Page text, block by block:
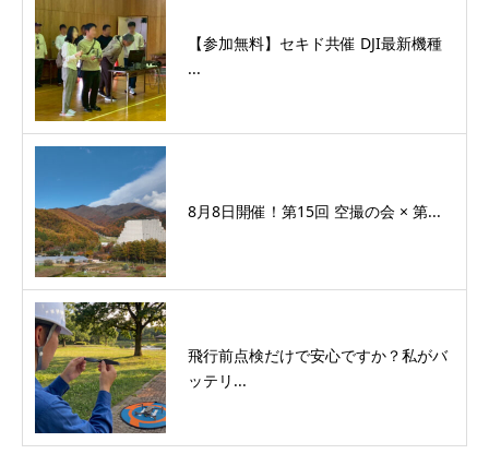
【参加無料】セキド共催 DJI最新機種
...
8月8日開催！第15回 空撮の会 × 第...
飛行前点検だけで安心ですか？私がバ
ッテリ...